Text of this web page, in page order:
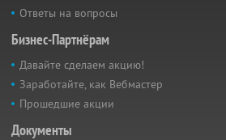
Ответы на вопросы
Бизнес-Партнёрам
Давайте сделаем акцию!
Заработайте, как Вебмастер
Прошедшие акции
Документы